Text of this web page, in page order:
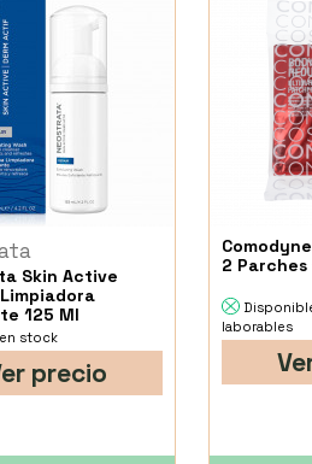
Skin Active
125 Ml
stock
precio
2 Parches
laborables